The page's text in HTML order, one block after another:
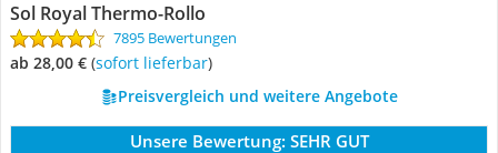
Sol Royal Thermo-Rollo
7895 Bewertungen
ab 28,00 € ( Sofort lieferbar)
Preisvergleich und weitere Angebote
Unsere Bewertung: SEHR GUT